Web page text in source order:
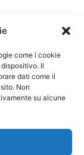
come i cookie
Il
dati come il
Non
su alcune